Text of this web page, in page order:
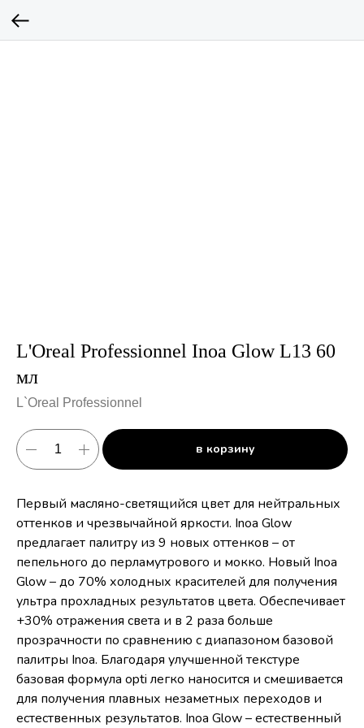
L'Oreal Professionnel Inoa Glow L13 60
мл
L`Oreal Professionnel
в корзину
Первый масляно-светящийся цвет для нейтральных
оттенков и чрезвычайной яркости. Inoa Glow
предлагает палитру из 9 новых оттенков – от
пепельного до перламутрового и мокко. Новый Inoa
Glow – до 70% холодных красителей для получения
ультра прохладных результатов цвета. Обеспечивает
+30% отражения света и в 2 раза больше
прозрачности по сравнению с диапазоном базовой
палитры Inoa. Благодаря улучшенной текстуре
базовая формула opti легко наносится и смешивается
для получения плавных незаметных переходов и
естественных результатов. Inoa Glow – естественный